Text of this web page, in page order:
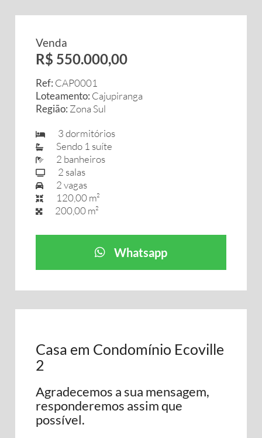
Venda
R$ 550.000,00
Ref: CAP0001
Loteamento: Cajupiranga
Região: Zona Sul
3 dormitórios
Sendo 1 suíte
2 banheiros
2 salas
2 vagas
120,00 m²
200,00 m²
Whatsapp
Casa em Condomínio Ecoville
2
Agradecemos a sua mensagem,
responderemos assim que
possível.